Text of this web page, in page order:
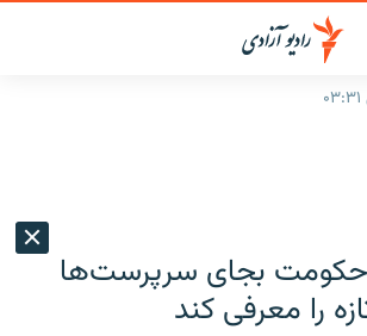
بجای سرپرست‌ها
را معرفی کند